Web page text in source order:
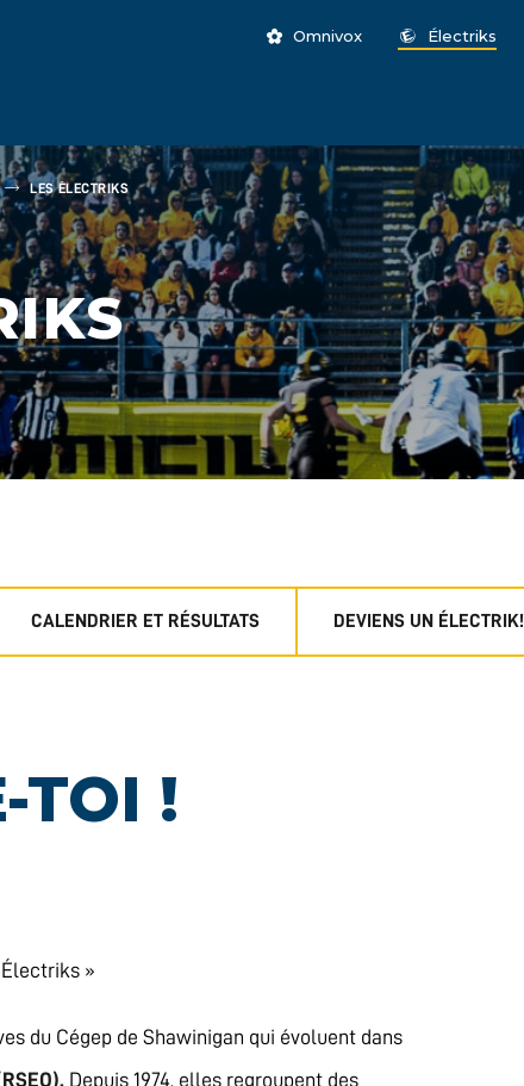
Omnivox Électriks
LES ÉLECTRIKS
CALENDRIER ET RÉSULTATS DEVIENS UN ÉLECTRIK!
TOI !
»
du Cégep de Shawinigan qui évoluent dans
Depuis 1974, elles regroupent des